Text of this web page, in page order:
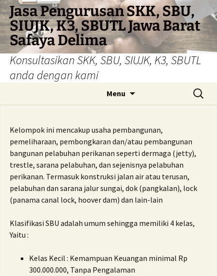
Skip
to
content
Jasa Pengurusan SKK, SBU,
SIUJK, K3, SBUTL Jawa Barat
Safaya Delima
Konsultasikan SKK, SBU, SIUJK, K3, SBUTL
anda dengan kami
Menu
Search
for:
Kelompok ini mencakup usaha pembangunan,
pemeliharaan, pembongkaran dan/atau pembangunan
bangunan pelabuhan perikanan seperti dermaga (jetty),
trestle, sarana pelabuhan, dan sejenisnya pelabuhan
perikanan. Termasuk konstruksi jalan air atau terusan,
pelabuhan dan sarana jalur sungai, dok (pangkalan), lock
(panama canal lock, hoover dam) dan lain-lain
Klasifikasi SBU adalah umum sehingga memiliki 4 kelas,
Yaitu :
Kelas Kecil : Kemampuan Keuangan minimal Rp
300.000.000, Tanpa Pengalaman